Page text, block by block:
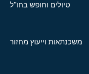
טיולים וחופש בחו"ל
משכנתאות וייעוץ מחזור